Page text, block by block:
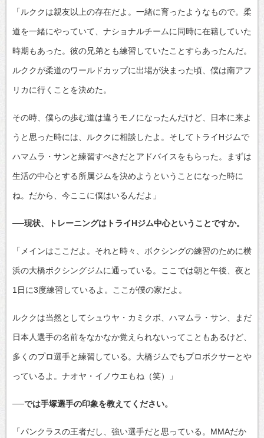
「ルククは親友以上の存在だよ。一緒に育ったようなもので。柔
道を一緒にやっていて、ナショナルチームに同時に在籍していた
時期もあった。彼の兄弟とも練習していたことすらあったんだ。
ルククが柔道のワールドカップに出場が決まった頃、僕は南アフ
リカに行くことを決めた。
その時、僕らの歩む道は違うモノになったんだけど、日本に来よ
うと思った時には、ルククに相談したよ。そしてトライHジムで
ハマムラ・サンと練習すべきだとアドバイスをもらった。まずは
生活の中心とする所属ジムを決めようということになった時に
ね。だから、今ここに僕はいるんだよ」
──現状、トレーニングはトライHジム中心ということですか。
「メインはここだよ。それと時々、ボクシングの練習のために横
浜の大橋ボクシングジムに通っている。ここでは朝と午後、夜と
1日に3度練習しているよ。ここが僕の家だよ。
ルククは当然としてシュウヤ・カミクボ、ハマムラ・サン、まだ
日本人選手の名前をなかなか覚えられないってこともあるけど、
多くのプロ選手と練習している。大橋ジムでもプロボクサーとや
っているよ。ナオヤ・イノウエもね（笑）」
──では手塚選手の印象を教えてください。
「パンクラスの王者だし、強い選手だと思っている。MMAだか